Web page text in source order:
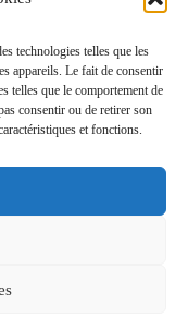
technologies telles que les
appareils. Le fait de consentir
telles que le comportement de
consentir ou de retirer son
et fonctions.